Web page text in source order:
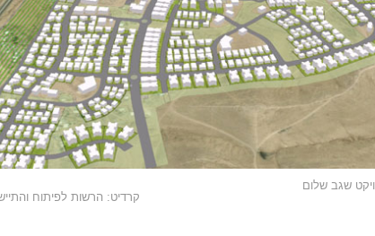
שגב שלום
קרדיט: הרשות לפיתוח